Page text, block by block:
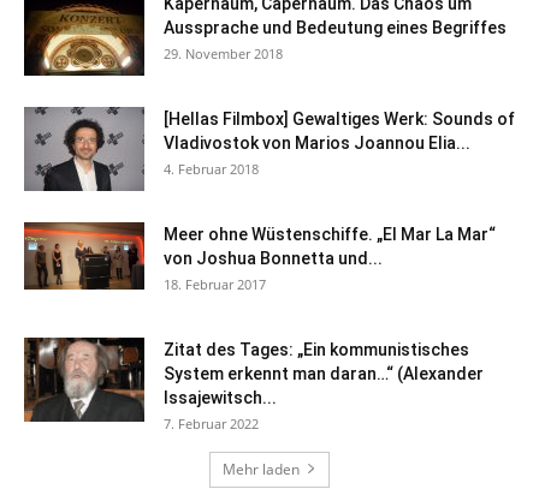
Aussprache und Bedeutung eines Begriffes
29. November 2018
[Hellas Filmbox] Gewaltiges Werk: Sounds of
Vladivostok von Marios Joannou Elia...
4. Februar 2018
Meer ohne Wüstenschiffe. „El Mar La Mar“
von Joshua Bonnetta und...
18. Februar 2017
Zitat des Tages: „Ein kommunistisches
System erkennt man daran…“ (Alexander
Issajewitsch...
7. Februar 2022
Mehr laden